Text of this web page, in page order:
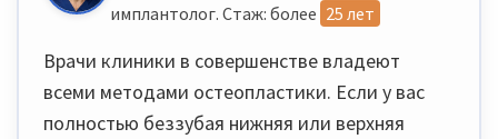
имплантолог. Стаж: более 25 лет
Врачи клиники в совершенстве владеют
всеми методами остеопластики. Если у вас
полностью беззубая нижняя или верхняя